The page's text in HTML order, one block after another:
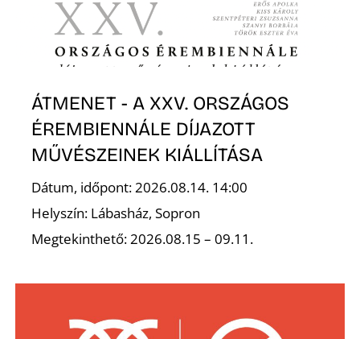
ÁTMENET - A XXV. ORSZÁGOS
ÉREMBIENNÁLE DÍJAZOTT
MŰVÉSZEINEK KIÁLLÍTÁSA
Dátum, időpont: 2026.08.14. 14:00
Helyszín: Lábasház, Sopron
Megtekinthető: 2026.08.15 – 09.11.